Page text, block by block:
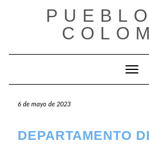
6 de mayo de 2023
DEPARTAMENTO